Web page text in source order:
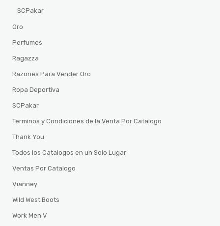
SCPakar
Oro
Perfumes
Ragazza
Razones Para Vender Oro
Ropa Deportiva
SCPakar
Terminos y Condiciones de la Venta Por Catalogo
Thank You
Todos los Catalogos en un Solo Lugar
Ventas Por Catalogo
Vianney
Wild West Boots
Work Men V